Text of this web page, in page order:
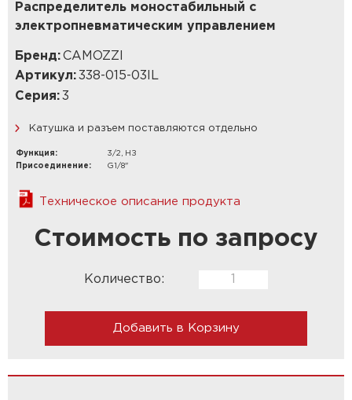
Распределитель моностабильный с
электропневматическим управлением
Бренд: CAMOZZI
Артикул: 338-015-03IL
Серия: 3
Катушка и разъем поставляются отдельно
Функция:
3/2, НЗ
Присоединение:
G1/8"
Техническое описание продукта
Стоимость по запросу
Количество:
Добавить в Корзину